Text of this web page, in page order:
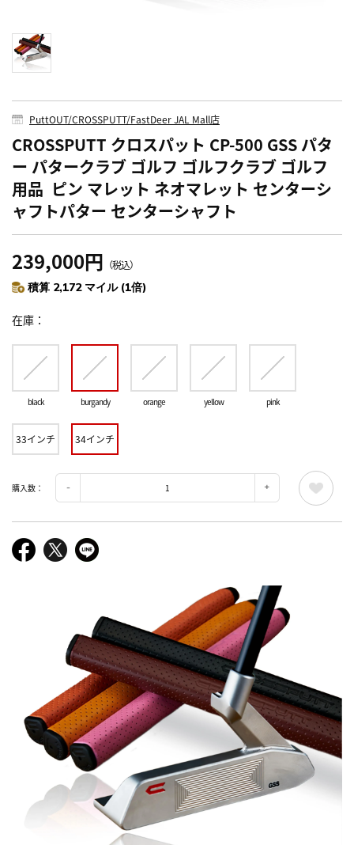
PuttOUT/CROSSPUTT/FastDeer JAL Mall店
CROSSPUTT クロスパット CP-500 GSS パタ
ー パタークラブ ゴルフ ゴルフクラブ ゴルフ
用品 ピン マレット ネオマレット センターシ
ャフトパター センターシャフト
239,000円 （税込）
積算 2,172 マイル (1倍)
在庫
black burgandy orange yellow pink
33インチ 34インチ
購入数：